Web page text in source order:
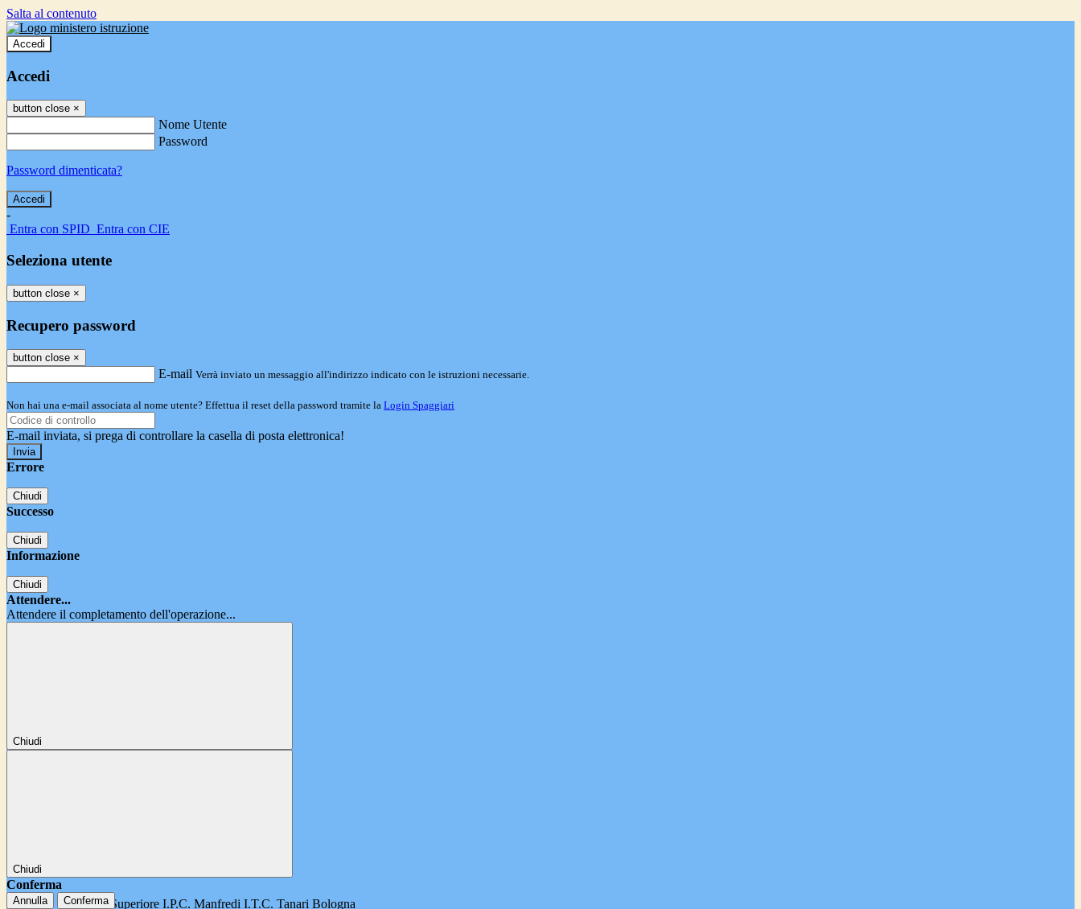
Salta al contenuto
Accedi
Accedi
button close ×
Nome Utente
Password
Password dimenticata?
-
Entra con SPID Entra con CIE
Seleziona utente
button close ×
Recupero password
button close ×
E-mail Verrà inviato un messaggio all'indirizzo indicato con le istruzioni necessarie.
Non hai una e-mail associata al nome utente? Effettua il reset della password tramite la Login Spaggiari
E-mail inviata, si prega di controllare la casella di posta elettronica!
Errore
Chiudi
Successo
Chiudi
Informazione
Chiudi
Attendere...
Attendere il completamento dell'operazione...
Chiudi
Chiudi
Conferma
Annulla Conferma